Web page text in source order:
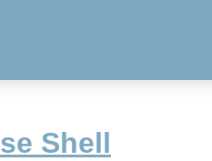
Shell